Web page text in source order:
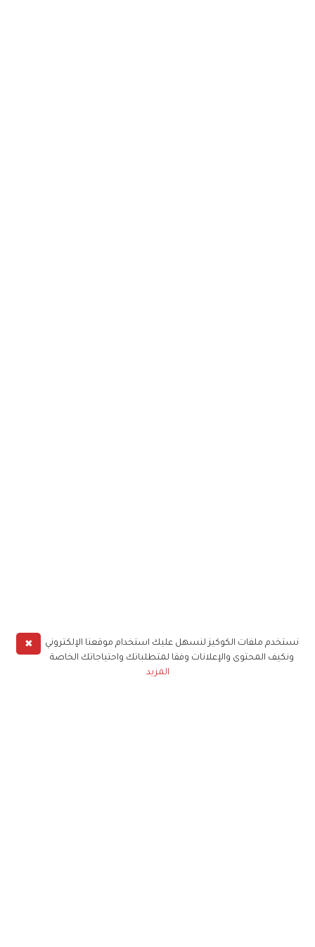
✖
نستخدم ملفات الكوكيز لنسهل عليك استخدام موقعنا الإلكتروني
ونكيف المحتوى والإعلانات وفقا لمتطلباتك واحتياجاتك الخاصة
المزيد